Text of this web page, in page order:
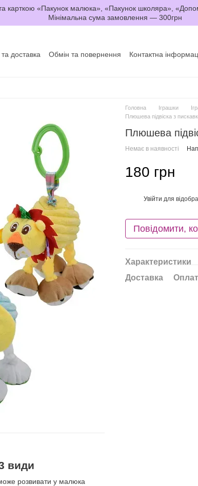
карткою «Пакунок малюка», «Пакунок школяра»,
Мінімальна сума замовлення — 300грн
доставка Обмін та повернення Контактна
види
розвивати у малюка
Головна Іграшки
Плюшева підвіска з
Плюшева
Немає в наявності
180 грн
Увійти для
Повідомити,
Характеристики
Доставка